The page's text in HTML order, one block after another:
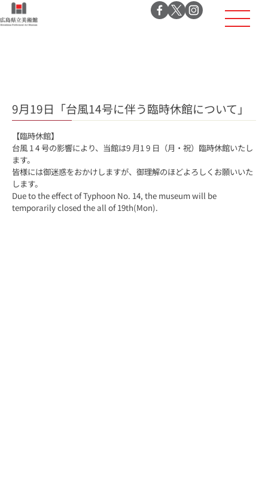
9月19日「台風14号に伴う臨時休館について」
【臨時休館】
台風 1 4 号の影響により、当館は9 月1 9 日（月・祝）臨時休館いたし
ます。
皆様には御迷惑をおかけしますが、御理解のほどよろしくお願いいた
します。
Due to the effect of Typhoon No. 14, the museum will be
temporarily closed the all of 19th(Mon).